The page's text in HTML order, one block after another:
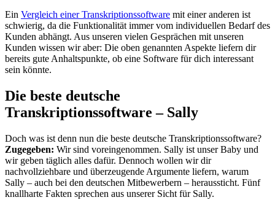
Ein Vergleich einer Transkriptionssoftware mit einer anderen ist
schwierig, da die Funktionalität immer vom individuellen Bedarf des
Kunden abhängt. Aus unseren vielen Gesprächen mit unseren
Kunden wissen wir aber: Die oben genannten Aspekte liefern dir
bereits gute Anhaltspunkte, ob eine Software für dich interessant
sein könnte.
Die beste deutsche
Transkriptionssoftware – Sally
Doch was ist denn nun die beste deutsche Transkriptionssoftware?
Zugegeben: Wir sind voreingenommen. Sally ist unser Baby und
wir geben täglich alles dafür. Dennoch wollen wir dir
nachvollziehbare und überzeugende Argumente liefern, warum
Sally – auch bei den deutschen Mitbewerbern – heraussticht. Fünf
knallharte Fakten sprechen aus unserer Sicht für Sally.